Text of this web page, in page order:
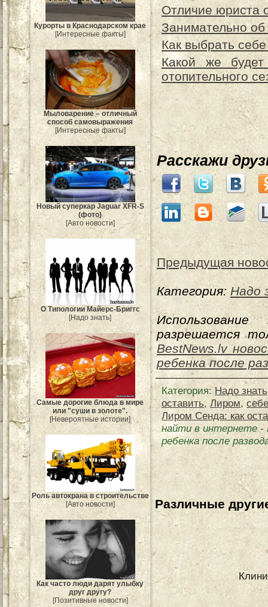
Курорты в Краснодарском крае
[Интересные факты]
Мыловарение – отличный
способ самовыражения
[Интересные факты]
Новый суперкар Jaguar XFR-S
(фото)
[Авто новости]
О Типологии Майерс-Бриггс
[Надо знать]
Самые дорогие блюда в мире
или "суши в золоте".
[Невероятные истории]
Роль автокрана в строительстве
[Авто новости]
Как часто люди дарят улыбку
друг другу?
[Позитивные новости]
Отличие юриста
Занимательно
Как выбрать
Какой же
отопительного
Расскажи
Предыдущая
Категория: Надо
разрешается
BestNews.lv
ребенка после
Категория: Надо знать
оставить, Лиром, себе
Лиром Сенда: как
найти в интернете-
ребенка после
Различные